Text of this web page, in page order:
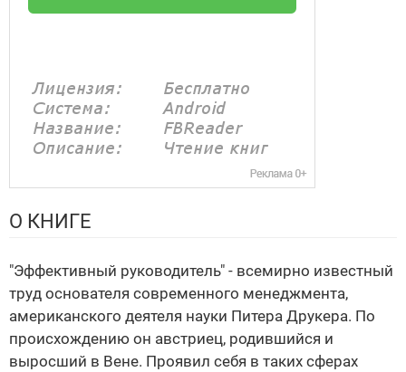
О КНИГЕ
"Эффективный руководитель" - всемирно известный
труд основателя современного менеджмента,
американского деятеля науки Питера Друкера. По
происхождению он австриец, родившийся и
выросший в Вене. Проявил себя в таких сферах